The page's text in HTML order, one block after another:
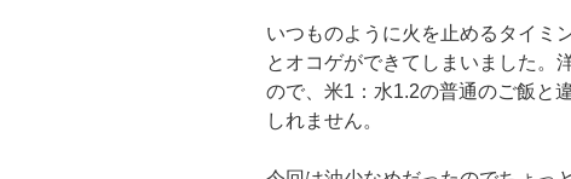
いつものように火を止めるタイミ
とオコゲができてしまいました。
ので、米1：水1.2の普通のご飯と
しれません。